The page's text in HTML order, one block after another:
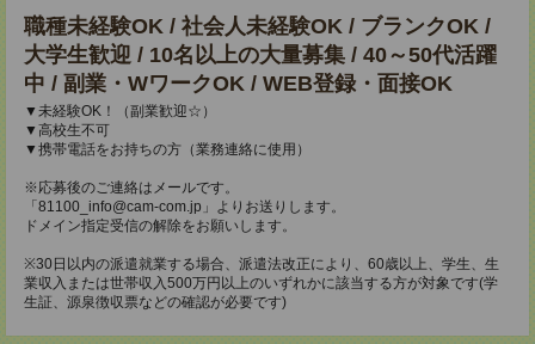
職種未経験OK / 社会人未経験OK / ブランクOK /
大学生歓迎 / 10名以上の大量募集 / 40～50代活躍
中 / 副業・WワークOK / WEB登録・面接OK
▼未経験OK！（副業歓迎☆）
▼高校生不可
▼携帯電話をお持ちの方（業務連絡に使用）
※応募後のご連絡はメールです。
「81100_info@cam-com.jp」よりお送りします。
ドメイン指定受信の解除をお願いします。
※30日以内の派遣就業する場合、派遣法改正により、60歳以上、学生、生
業収入または世帯収入500万円以上のいずれかに該当する方が対象です(学
生証、源泉徴収票などの確認が必要です)